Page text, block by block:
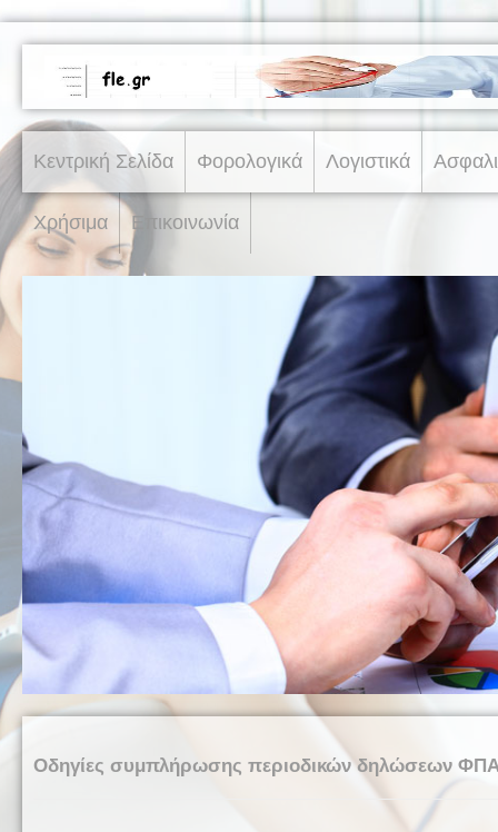
Κεντρική Σελίδα Φορολογικά Λογιστικά
Χρήσιμα Επικοινωνία
Οδηγίες συμπλήρωσης περιοδικών δηλώσεων